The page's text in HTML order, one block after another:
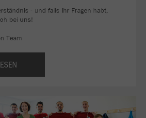
- und falls ihr Fragen habt,
bei uns!
Team